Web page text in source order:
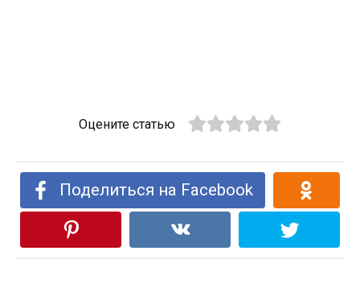
Оцените статью
Поделиться на Facebook